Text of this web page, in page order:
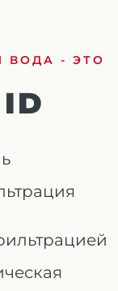
ВОДА - ЭТО